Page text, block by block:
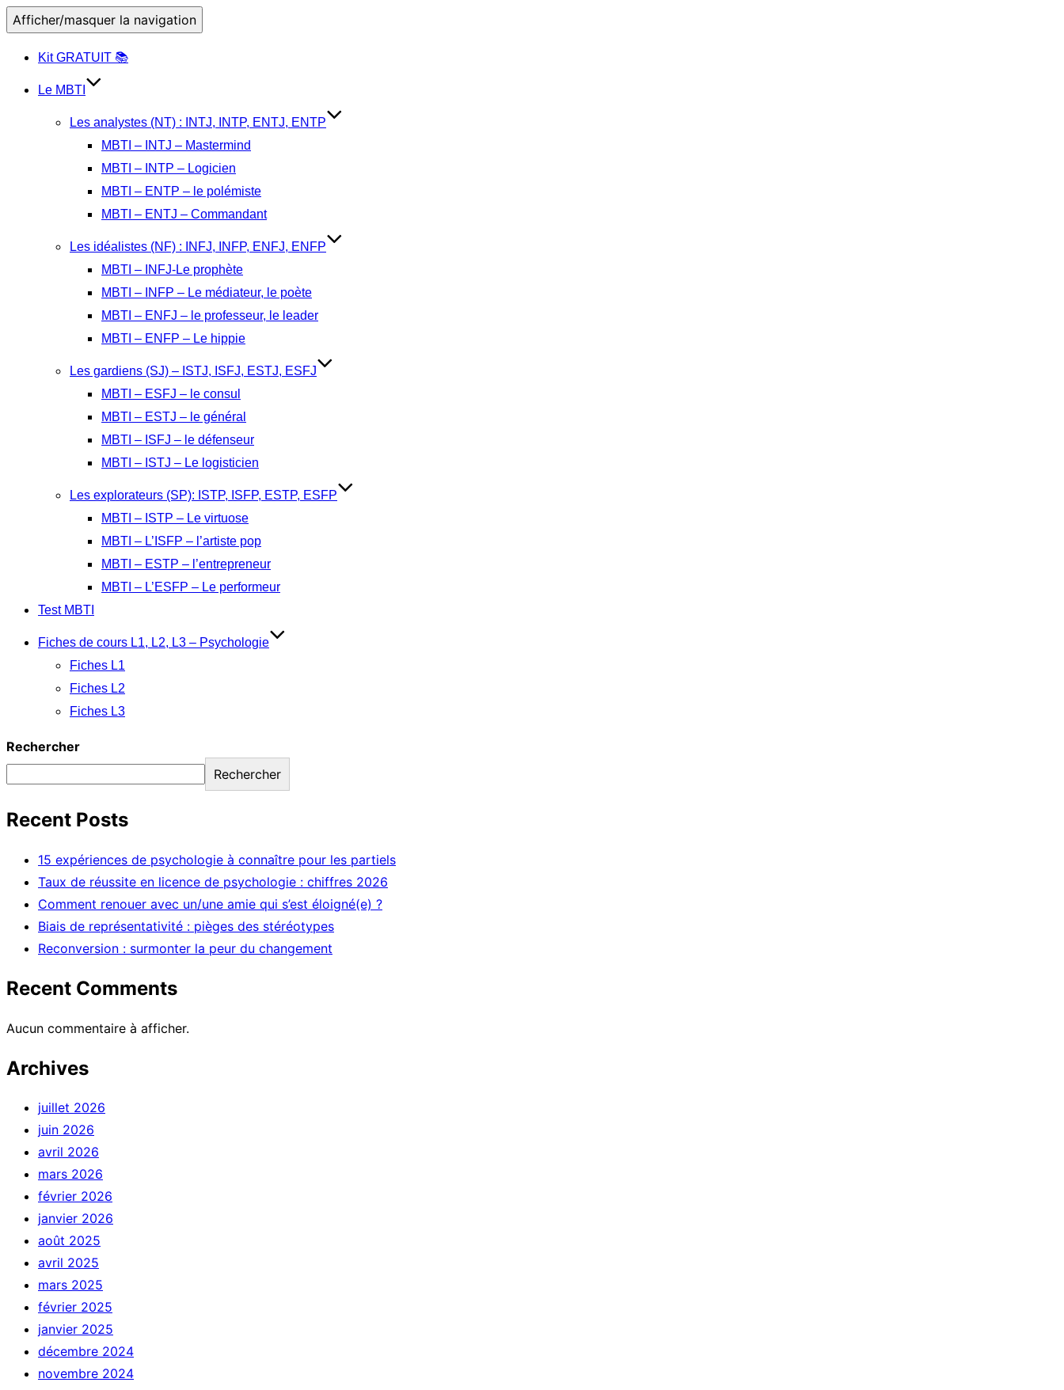
Afficher/masquer la navigation
Kit GRATUIT 📚
Le MBTI
Les analystes (NT) : INTJ, INTP, ENTJ, ENTP
MBTI – INTJ – Mastermind
MBTI – INTP – Logicien
MBTI – ENTP – le polémiste
MBTI – ENTJ – Commandant
Les idéalistes (NF) : INFJ, INFP, ENFJ, ENFP
MBTI – INFJ-Le prophète
MBTI – INFP – Le médiateur, le poète
MBTI – ENFJ – le professeur, le leader
MBTI – ENFP – Le hippie
Les gardiens (SJ) – ISTJ, ISFJ, ESTJ, ESFJ
MBTI – ESFJ – le consul
MBTI – ESTJ – le général
MBTI – ISFJ – le défenseur
MBTI – ISTJ – Le logisticien
Les explorateurs (SP): ISTP, ISFP, ESTP, ESFP
MBTI – ISTP – Le virtuose
MBTI – L’ISFP – l’artiste pop
MBTI – ESTP – l’entrepreneur
MBTI – L’ESFP – Le performeur
Test MBTI
Fiches de cours L1, L2, L3 – Psychologie
Fiches L1
Fiches L2
Fiches L3
Rechercher
Rechercher
Recent Posts
15 expériences de psychologie à connaître pour les partiels
Taux de réussite en licence de psychologie : chiffres 2026
Comment renouer avec un/une amie qui s’est éloigné(e) ?
Biais de représentativité : pièges des stéréotypes
Reconversion : surmonter la peur du changement
Recent Comments
Aucun commentaire à afficher.
Archives
juillet 2026
juin 2026
avril 2026
mars 2026
février 2026
janvier 2026
août 2025
avril 2025
mars 2025
février 2025
janvier 2025
décembre 2024
novembre 2024